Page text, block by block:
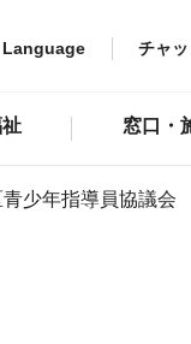
Language チャ
窓口・
少年指導員協議会